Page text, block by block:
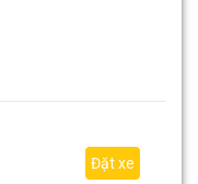
Đặt xe